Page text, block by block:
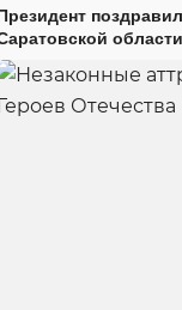
области